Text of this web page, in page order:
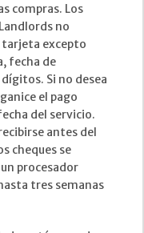
compras. Los
no
tarjeta excepto
fecha de
Si no desea
el pago
del servicio.
antes del
cheques se
procesador
tres semanas